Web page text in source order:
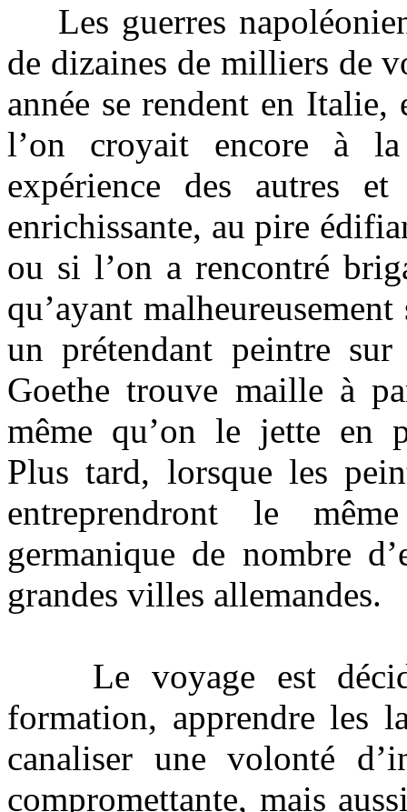
Les guerres
de dizaines de milliers de
année se rendent en
l’on croyait encore à
expérience des autres
enrichissante, au pire
ou si l’on a rencontré
qu’ayant
un prétendant peintre
Goethe trouve maille à
même qu’on le jette en
Plus tard, lorsque les
entreprendront le
germanique de nombre
grandes villes allemandes.
Le voyage est
formation, apprendre les
canaliser une volonté
compromettante, mais